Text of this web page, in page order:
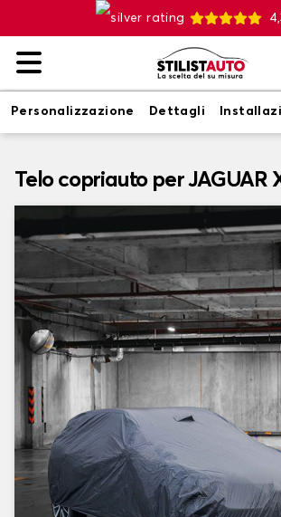
Personalizzazione Dettagli
Telo copriauto per JAGUAR